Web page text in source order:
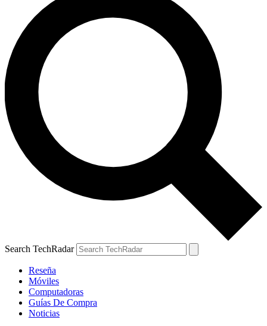
Search TechRadar
Reseña
Móviles
Computadoras
Guías De Compra
Noticias